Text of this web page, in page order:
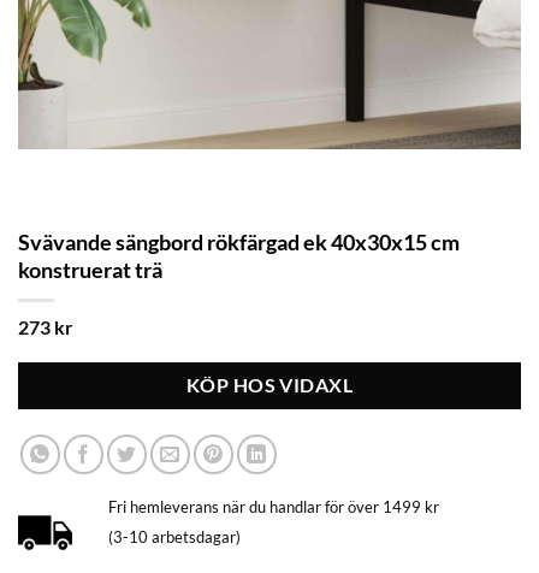
Svävande sängbord rökfärgad ek 40x30x15 cm
konstruerat trä
273 kr
KÖP HOS VIDAXL
Fri hemleverans när du handlar för över 1499 kr
(3-10 arbetsdagar)